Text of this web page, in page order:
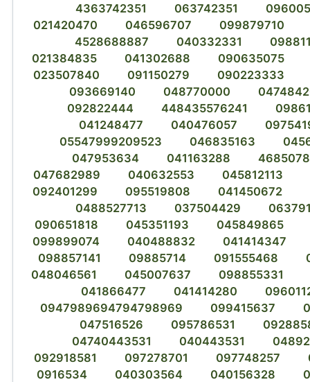
4363742351
063742351
021420470
046596707
099879710
4528688887
040332331
021384835
041302688
090635075
023507840
091150279
090223333
093669140
048770000
092822444
448435576241
041248477
040476057
05547999209523
046835163
047953634
041163288
047682989
040632553
045812113
092401299
095519808
041450672
0488527713
037504429
090651818
045351193
045849865
099899074
040488832
041414347
098857141
09885714 091555468
048046561
045007637
098855331
041866477
041414280
0947989694794798969
099415637
047516526
095786531
04740443531
040443531
092918581
097278701 097748257
0916534
040303564 040156328